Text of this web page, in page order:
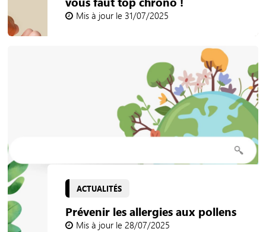
Mis à jour le 31/07/2025
ACTUALITÉS
Prévenir les allergies aux pollens
Mis à jour le 28/07/2025